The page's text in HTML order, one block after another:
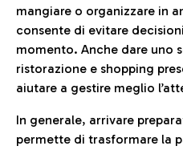
mangiare o organizzare in
consente di evitare
momento. Anche dare uno
ristorazione e shopping
aiutare a gestire meglio
In generale, arrivare
permette di trasformare la